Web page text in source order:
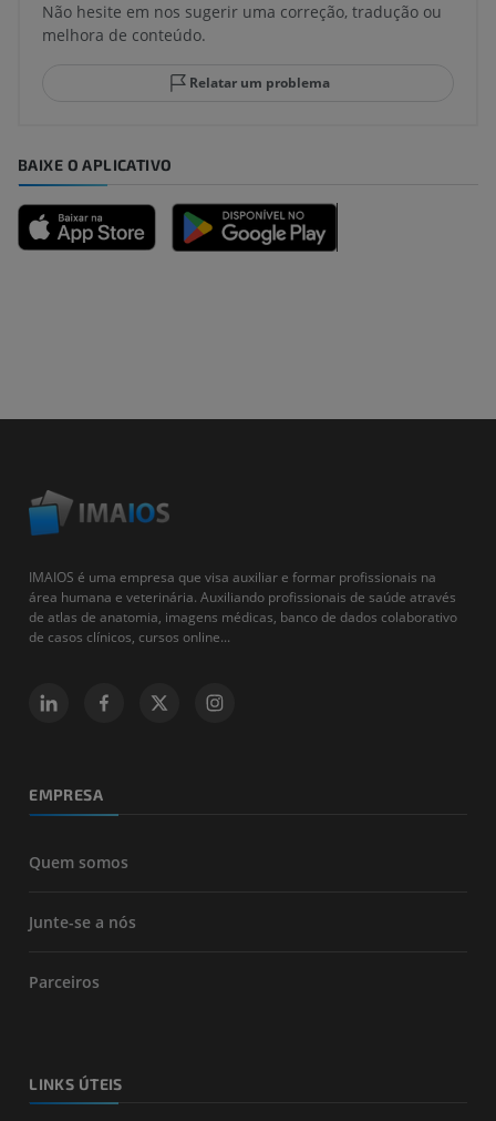
Não hesite em nos sugerir uma correção, tradução ou
melhora de conteúdo.
Relatar um problema
BAIXE O APLICATIVO
IMAIOS é uma empresa que visa auxiliar e formar profissionais na
área humana e veterinária. Auxiliando profissionais de saúde através
de atlas de anatomia, imagens médicas, banco de dados colaborativo
de casos clínicos, cursos online...
EMPRESA
Quem somos
Junte-se a nós
Parceiros
LINKS ÚTEIS